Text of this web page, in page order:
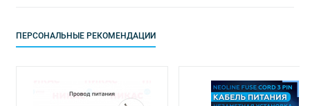
ПЕРСОНАЛЬНЫЕ РЕКОМЕНДАЦИИ